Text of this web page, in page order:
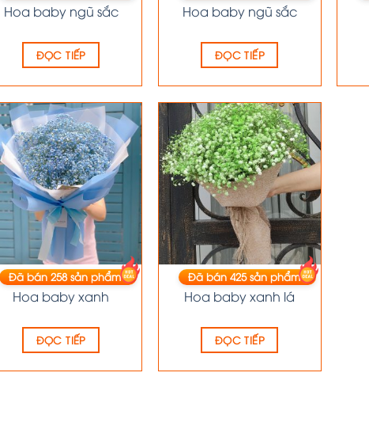
Hoa baby ngũ sắc
ĐỌC TIẾP
Hoa baby ngũ sắc
ĐỌC TIẾP
HOA BABY
Hoa baby xanh
Đã bán258sản phẩm
ĐỌC TIẾP
HOA BABY
Hoa baby xanh lá
Đã bán425sản phẩm
ĐỌC TIẾP